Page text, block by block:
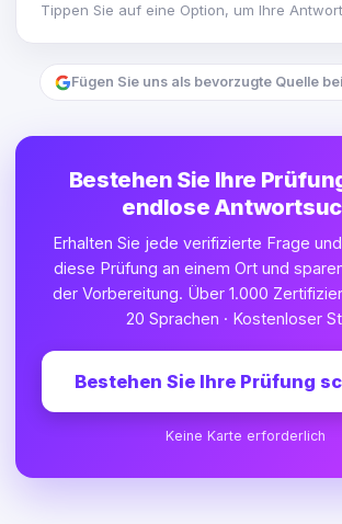
Tippen Sie auf eine Option, um Ihre
Fügen Sie uns als bevorzugte Quelle
Bestehen Sie Ihre
endlose
Erhalten Sie jede verifizierte Frage
diese Prüfung an einem Ort und
der Vorbereitung. Über 1.000
20 Sprachen · Kostenloser
Bestehen Sie Ihre Prüfung
Keine Karte erforderlich